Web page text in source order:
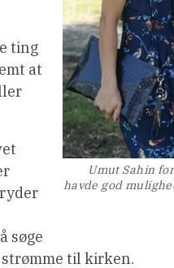
Umut Sahin
havde god
ting
at
søge
strømme til kirken.